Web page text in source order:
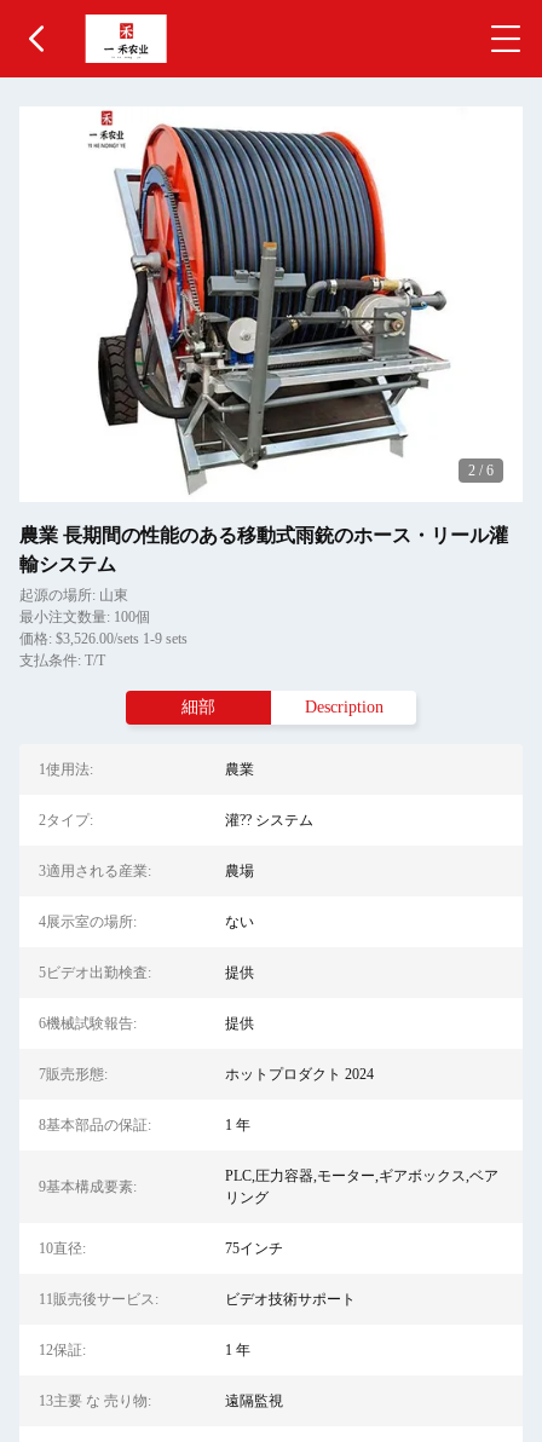
2 / 6
農業 長期間の性能のある移動式雨銃のホース・リール灌
輸システム
起源の場所: 山東
最小注文数量: 100個
価格: $3,526.00/sets 1-9 sets
支払条件: T/T
細部 Description
1使用法: 農業
2タイプ: 灌?? システム
3適用される産業: 農場
4展示室の場所: ない
5ビデオ出勤検査: 提供
6機械試験報告: 提供
7販売形態: ホットプロダクト 2024
8基本部品の保証: 1 年
9基本構成要素:
PLC,圧力容器,モーター,ギアボックス,ベア
リング
10直径: 75インチ
11販売後サービス: ビデオ技術サポート
12保証: 1 年
13主要 な 売り物: 遠隔監視